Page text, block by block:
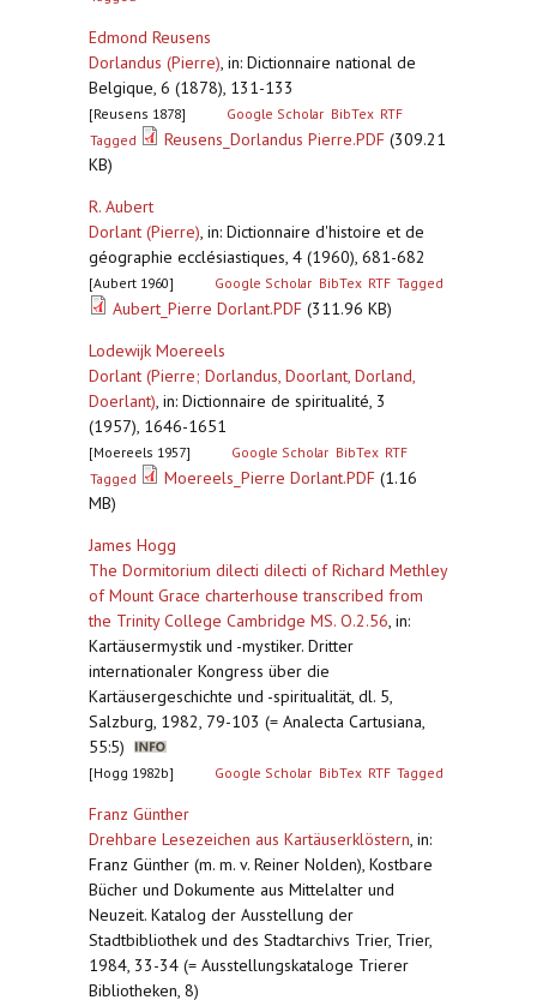
Edmond Reusens
Dorlandus (Pierre), in: Dictionnaire national de
Belgique, 6 (1878), 131-133
[Reusens 1878] Google Scholar BibTex RTF
Tagged
Reusens_Dorlandus Pierre.PDF (309.21
KB)
R. Aubert
Dorlant (Pierre), in: Dictionnaire d'histoire et de
géographie ecclésiastiques, 4 (1960), 681-682
[Aubert 1960] Google Scholar BibTex RTF Tagged
Aubert_Pierre Dorlant.PDF (311.96 KB)
Lodewijk Moereels
Dorlant (Pierre; Dorlandus, Doorlant, Dorland,
Doerlant), in: Dictionnaire de spiritualité, 3
(1957), 1646-1651
[Moereels 1957] Google Scholar BibTex RTF
Tagged
Moereels_Pierre Dorlant.PDF (1.16
MB)
James Hogg
The Dormitorium dilecti dilecti of Richard Methley
of Mount Grace charterhouse transcribed from
the Trinity College Cambridge MS. O.2.56, in:
Kartäusermystik und -mystiker. Dritter
internationaler Kongress über die
Kartäusergeschichte und -spiritualität, dl. 5,
Salzburg, 1982, 79-103 (= Analecta Cartusiana,
55:5)
[Hogg 1982b] Google Scholar BibTex RTF Tagged
Franz Günther
Drehbare Lesezeichen aus Kartäuserklöstern, in:
Franz Günther (m. m. v. Reiner Nolden), Kostbare
Bücher und Dokumente aus Mittelalter und
Neuzeit. Katalog der Ausstellung der
Stadtbibliothek und des Stadtarchivs Trier, Trier,
1984, 33-34 (= Ausstellungskataloge Trierer
Bibliotheken, 8)